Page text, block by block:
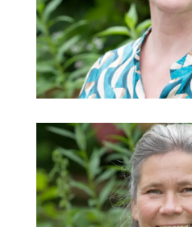
Rebekka Breth
Kindergarten Lechauen